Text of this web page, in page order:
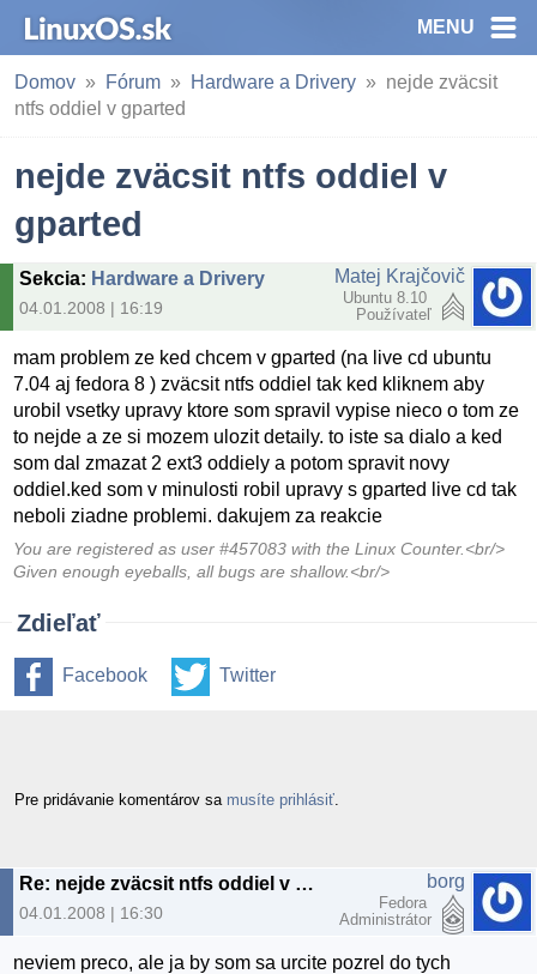
MENU
Domov Fórum Hardware a Drivery
nejde zväcsit
ntfs oddiel v gparted
nejde zväcsit ntfs oddiel v
gparted
Sekcia: Hardware a Drivery
04.01.2008 | 16:19
Matej Krajčovič
Ubuntu 8.10
Používateľ
mam problem ze ked chcem v gparted (na live cd ubuntu
7.04 aj fedora 8 ) zväcsit ntfs oddiel tak ked kliknem aby
urobil vsetky upravy ktore som spravil vypise nieco o tom ze
to nejde a ze si mozem ulozit detaily. to iste sa dialo a ked
som dal zmazat 2 ext3 oddiely a potom spravit novy
oddiel.ked som v minulosti robil upravy s gparted live cd tak
neboli ziadne problemi. dakujem za reakcie
You are registered as user #457083 with the Linux Counter.<br/>
Given enough eyeballs, all bugs are shallow.<br/>
Zdieľať
Facebook Twitter
Pre pridávanie komentárov sa musíte prihlásiť
Re: nejde zväcsit ntfs oddiel v gparted
04.01.2008 | 16:30
borg
Fedora
Administrátor
neviem preco, ale ja by som sa urcite pozrel do tych